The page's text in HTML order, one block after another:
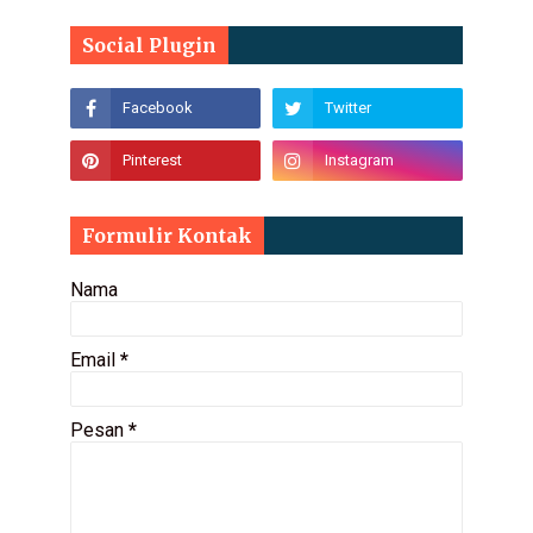
Social Plugin
Formulir Kontak
Nama
Email *
Pesan *